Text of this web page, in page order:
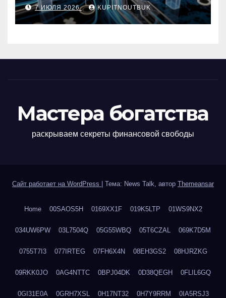
сдачи
7 ИЮЛЯ 2026 KUPITNOUTBUK
Мастера богатства
раскрываем секреты финансовой свободы
Сайт работает на WordPress Тема: News Talk, автор Themeansar
Home 00SAOS5H 0169XX1F 019K5LTP 01WS9NX2
034UW6PW 03L7504Q 05G55WBQ 05T6CZAL 069K7D5M
0755T7I3 077IRTEG 07FH6X4N 08EH3GS2 08HJRZKG
09RKK0JO 0AG4NTTC 0BPJ04DK 0D38QEGH 0FLIL6GQ
0GI31E0A 0GRH7XSL 0H17NT32 0H7Y9RRM 0IA5RSJ3